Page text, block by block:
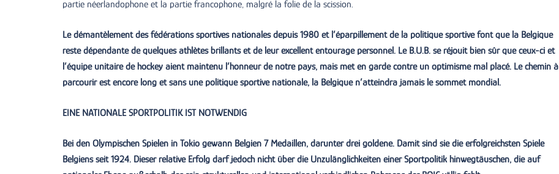
partie néerlandophone et la partie francophone, malgré la folie de la scission.
Le démantèlement des fédérations sportives nationales depuis 1980 et l’éparpillement de la politique sportive font que la Belgique
reste dépendante de quelques athlètes brillants et de leur excellent entourage personnel. Le B.U.B. se réjouit bien sûr que ceux-ci et
l’équipe unitaire de hockey aient maintenu l’honneur de notre pays, mais met en garde contre un optimisme mal placé. Le chemin à
parcourir est encore long et sans une politique sportive nationale, la Belgique n’atteindra jamais le sommet mondial.
EINE NATIONALE SPORTPOLITIK IST NOTWENDIG
Bei den Olympischen Spielen in Tokio gewann Belgien 7 Medaillen, darunter drei goldene. Damit sind sie die erfolgreichsten Spiele
Belgiens seit 1924. Dieser relative Erfolg darf jedoch nicht über die Unzulänglichkeiten einer Sportpolitik hinwegtäuschen, die auf